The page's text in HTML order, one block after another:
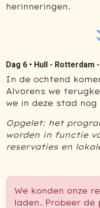
herinneringen.
Dag 6 • Hull - Rotterdam
In de ochtend
Alvorens we
we in deze stad
Opgelet: het
worden in functie
reservaties en
We konden onze
laden. Probeer de